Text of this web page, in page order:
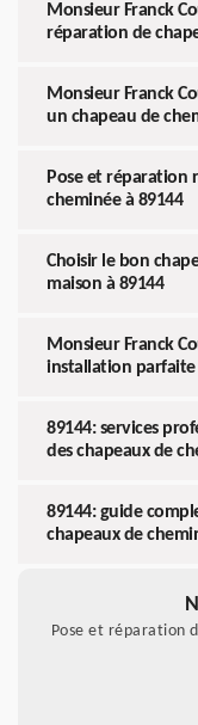
Monsieur Franck
réparation de
Monsieur Franck
un chapeau de
Pose et réparation
cheminée à 89144
Choisir le bon
maison à 89144
Monsieur Franck
installation parfaite
89144: services
des chapeaux de
89144: guide
chapeaux de
Pose et réparation